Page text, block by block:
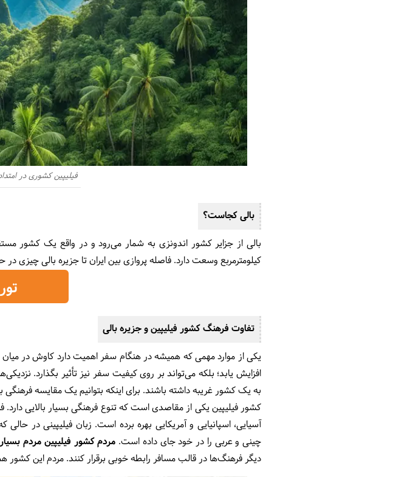
فیلیپین کشوری در
بالی کجاست؟
کیلومترمربع وسعت دارد. فاصله پروازی بین ایران تا جزیره بالی چیزی در حدود 7927
تفاوت فرهنگ کشور فیلیپین و جزیره بالی
یکی از موارد مهمی که همیشه در هنگام سفر اهمیت دارد کاوش در
افزایش یابد؛ بلکه می‌تواند بر روی کیفیت سفر نیز تأثیر بگذارد.
به یک کشور غریبه داشته باشند. برای اینکه بتوانیم یک مقایسه فرهنگی
کشور فیلیپین یکی از مقاصدی است که تنوع فرهنگی بسیار بالایی
آسیایی، اسپانیایی و آمریکایی بهره برده است. زبان فیلیپینی در حالی
چینی و عربی را در خود جای داده است. مردم کشور فیلیپین مردم
دیگر فرهنگ‌ها در قالب مسافر رابطه خوبی برقرار کنند. مردم این کشور